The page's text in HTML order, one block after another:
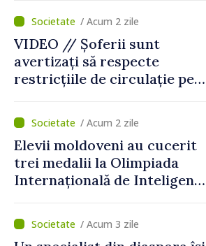
temporară de muncă
/ Acum 2 zile
VIDEO // Șoferii sunt
avertizați să respecte
restricțiile de circulație pe
desfășoară lucrări de
reparație / Acum 2 zile
Elevii moldoveni au cucerit
trei medalii la Olimpiada
Internațională de Inteligență
/ Acum 3 zile